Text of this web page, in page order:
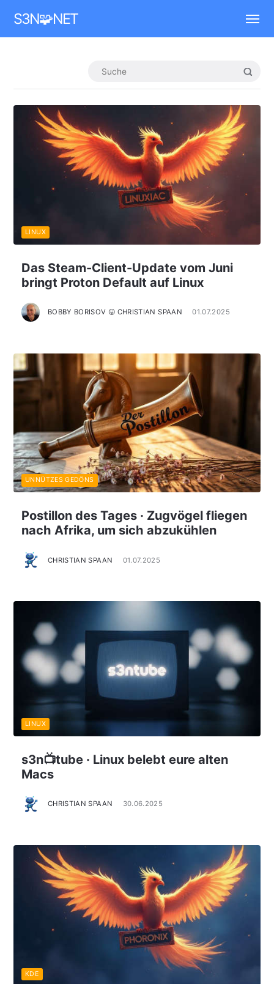
S3N🧩NET
Das Steam-Client-Update vom Juni
bringt Proton Default auf Linux
BOBBY BORISOV 😛 CHRISTIAN SPAAN 01.07.2025
LINUX
Postillon des Tages · Zugvögel fliegen
nach Afrika, um sich abzukühlen
CHRISTIAN SPAAN 01.07.2025
UNNÜTZES GEDÖNS
s3n📺tube · Linux belebt eure alten
Macs
CHRISTIAN SPAAN 30.06.2025
LINUX
KDE